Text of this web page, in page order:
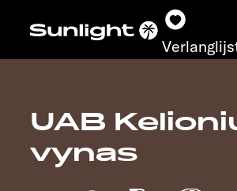
Modeloverzicht
UAB
vynas